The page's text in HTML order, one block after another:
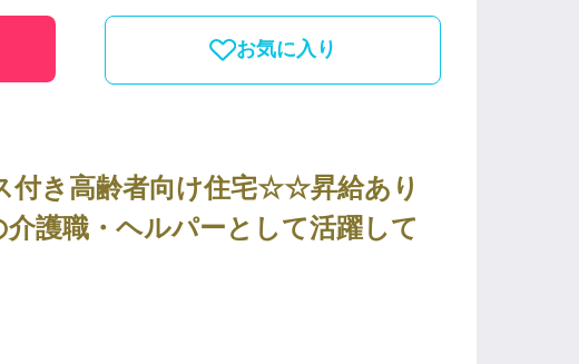
お気に入り
き高齢者向け住宅☆☆昇給あり
護職・ヘルパーとして活躍して